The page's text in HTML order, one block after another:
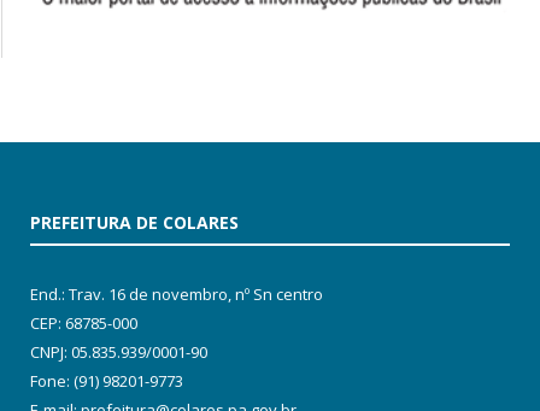
PREFEITURA DE COLARES
End.: Trav. 16 de novembro, nº Sn centro
CEP: 68785-000
CNPJ: 05.835.939/0001-90
Fone: (91) 98201-9773